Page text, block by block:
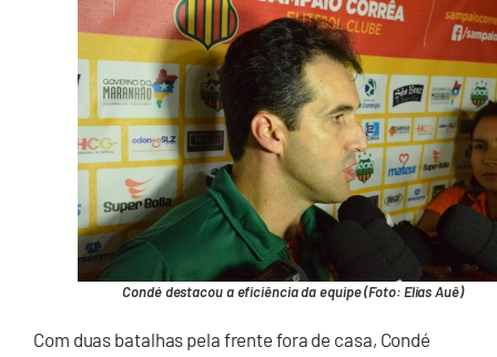
Condé destacou a eficiência da equipe (Foto: Elias Auê)
Com duas batalhas pela frente fora de casa, Condé